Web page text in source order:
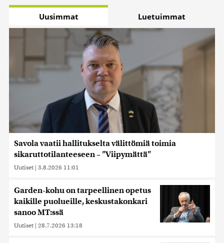
Uusimmat Luetuimmat
Savola vaatii hallitukselta välittömiä toimia
sikaruttotilanteeseen – ”Viipymättä”
Uutiset | 3.8.2026 11:01
Garden-kohu on tarpeellinen opetus
kaikille puolueille, keskustakonkari
sanoo MT:ssä
Uutiset | 28.7.2026 13:18